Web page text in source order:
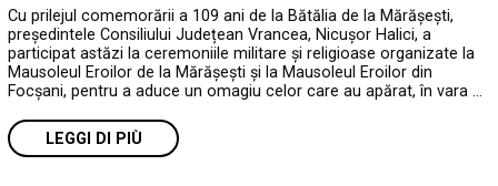
Cu prilejul comemorării a 109 ani de la Bătălia de la Mărășești,
președintele Consiliului Județean Vrancea, Nicușor Halici, a
participat astăzi la ceremoniile militare și religioase organizate la
Mausoleul Eroilor de la Mărășești și la Mausoleul Eroilor din
Focșani, pentru a aduce un omagiu celor care au apărat, în vara …
LEGGI DI PIÙ